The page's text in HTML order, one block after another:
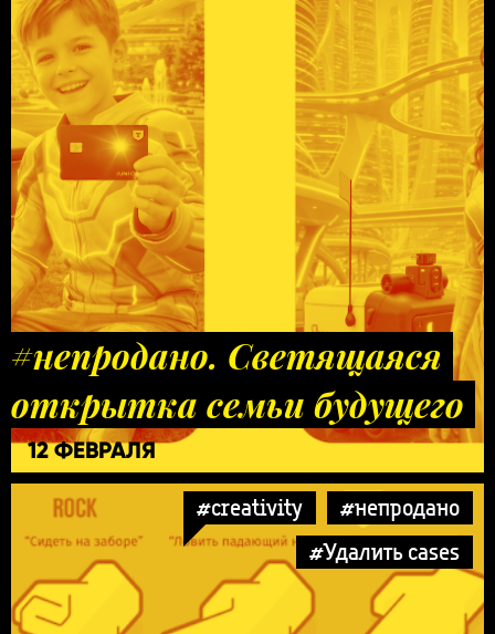
#непродано. Светящаяся
открытка семьи будущего
12 ФЕВРАЛЯ
#creativity
#непродано
#Удалить cases